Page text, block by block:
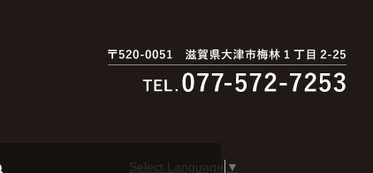
Select Language ▼